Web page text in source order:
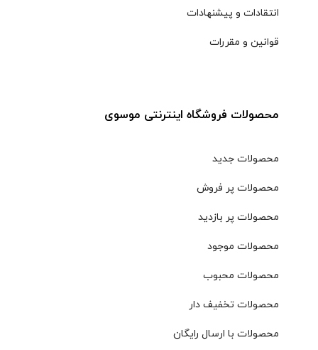
انتقادات و پیشنهادات
قوانین و مقررات
محصولات فروشگاه اینترنتی موسوی
محصولات جدید
محصولات پر فروش
محصولات پر بازدید
محصولات موجود
محصولات محبوب
محصولات تخفیف دار
محصولات با ارسال رایگان